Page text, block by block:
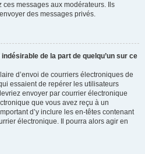
ces messages aux modérateurs. Ils
des messages privés.
de la part de quelqu’un sur ce
d’envoi de courriers électroniques de
essaient de repérer les utilisateurs
envoyer par courrier électronique
que vous avez reçu à un
d’y inclure les en-têtes contenant
électronique. Il pourra alors agir en